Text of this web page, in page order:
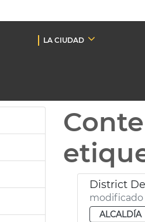
LA CIUDAD
District
modificado
ALCALDÍA